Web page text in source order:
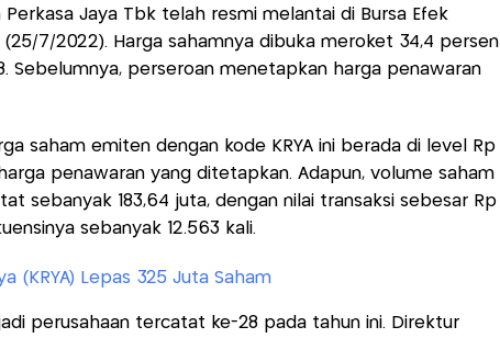
Perkasa Jaya Tbk telah resmi melantai di Bursa Efek
(25/7/2022). Harga sahamnya dibuka meroket 34,4 persen
Sebelumnya, perseroan menetapkan harga penawaran
saham emiten dengan kode KRYA ini berada di level Rp
penawaran yang ditetapkan. Adapun, volume saham
sebanyak 183,64 juta, dengan nilai transaksi sebesar Rp
sebanyak 12.563 kali.
(KRYA) Lepas 325 Juta Saham
perusahaan tercatat ke-28 pada tahun ini. Direktur